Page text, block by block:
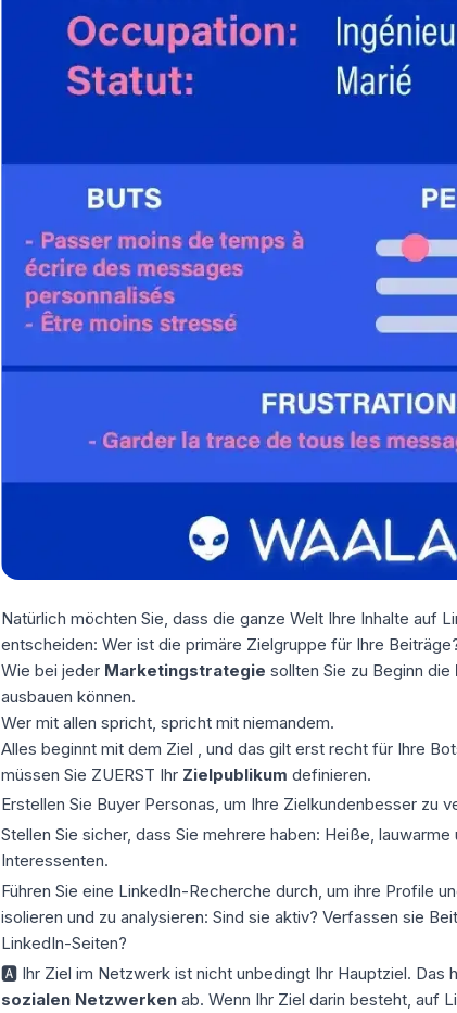
Natürlich möchten Sie, dass die ganze Welt Ihre Inhalte auf
entscheiden: Wer ist die primäre Zielgruppe für Ihre
Wie bei jeder Marketingstrategie sollten Sie zu Beginn die
ausbauen können.
Wer mit allen spricht, spricht mit niemandem.
Alles beginnt mit dem Ziel
, und das gilt erst recht für Ihre
müssen Sie ZUERST Ihr Zielpublikum definieren.
Erstellen Sie Buyer Personas, um Ihre Zielkundenbesser zu
Stellen Sie sicher, dass Sie mehrere haben: Heiße,
Interessenten.
Führen Sie eine LinkedIn-Recherche durch, um ihre Profile
isolieren und zu analysieren: Sind sie aktiv? Verfassen sie
LinkedIn-Seiten?
🅰 Ihr Ziel im Netzwerk ist nicht unbedingt Ihr Hauptziel. Das
sozialen Netzwerkenab. Wenn Ihr Ziel darin besteht, auf